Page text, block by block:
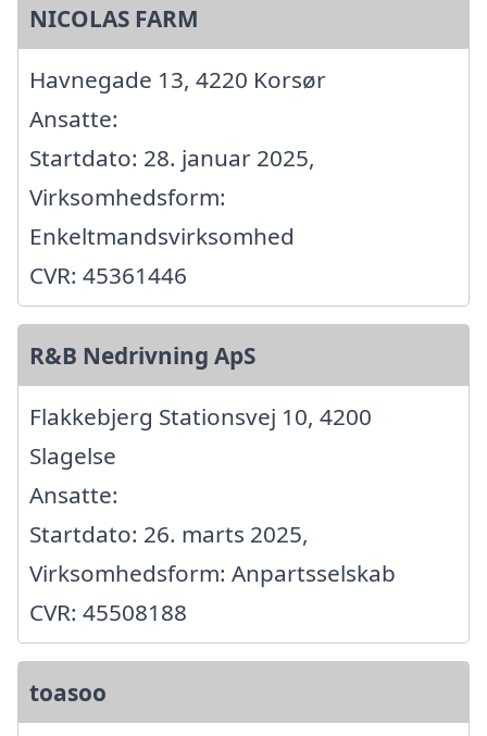
NICOLAS FARM
Havnegade 13, 4220 Korsør
Ansatte:
Startdato: 28. januar 2025,
Virksomhedsform:
Enkeltmandsvirksomhed
CVR: 45361446
R&B Nedrivning ApS
Flakkebjerg Stationsvej 10, 4200
Slagelse
Ansatte:
Startdato: 26. marts 2025,
Virksomhedsform: Anpartsselskab
CVR: 45508188
toasoo